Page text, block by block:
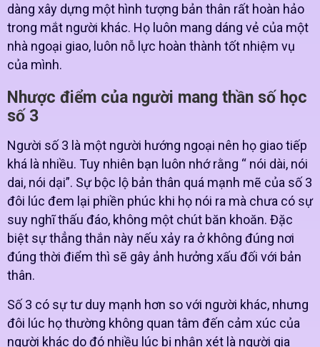
dàng xây dựng một hình tượng bản thân rất hoàn hảo
trong mắt người khác. Họ luôn mang dáng vẻ của một
nhà ngoại giao, luôn nỗ lực hoàn thành tốt nhiệm vụ
của mình.
Nhược điểm của người mang thần số học
số 3
Người số 3 là một người hướng ngoại nên họ giao tiếp
khá là nhiều. Tuy nhiên bạn luôn nhớ rằng “ nói dài, nói
dai, nói dại”. Sự bộc lộ bản thân quá mạnh mẽ của số 3
đôi lúc đem lại phiền phúc khi họ nói ra mà chưa có sự
suy nghĩ thấu đáo, không một chút băn khoăn. Đặc
biệt sự thẳng thắn này nếu xảy ra ở không đúng nơi
đúng thời điểm thì sẽ gây ảnh hưởng xấu đối với bản
thân.
Số 3 có sự tư duy mạnh hơn so với người khác, nhưng
đôi lúc họ thường không quan tâm đến cảm xúc của
người khác do đó nhiều lúc bị nhận xét là người gia